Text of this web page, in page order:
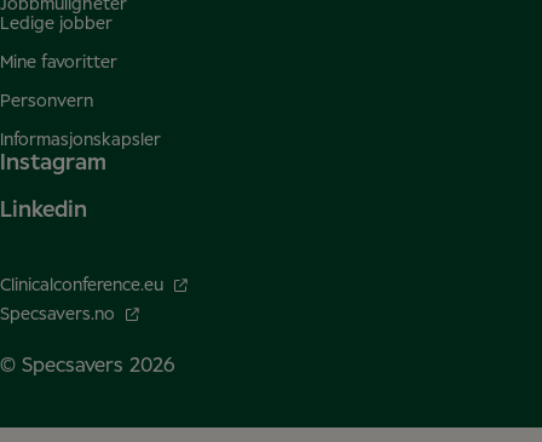
Jobbmuligheter
Ledige jobber
Mine favoritter
Personvern
Informasjonskapsler
Instagram
Linkedin
Clinicalconference.eu
Specsavers.no
© Specsavers 2026